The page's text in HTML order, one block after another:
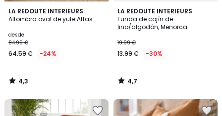
LA REDOUTE INTERIEURS
Alfombra oval de yute Aftas
desde
84.99 €
64.59 € -24%
4,3
/ 5
4,3
/
LA REDOUTE INTERIEURS
Funda de cojín de
lino/algodón, Menorca
19.99 €
13.99 € -30%
4,7
/ 5
4,7
/